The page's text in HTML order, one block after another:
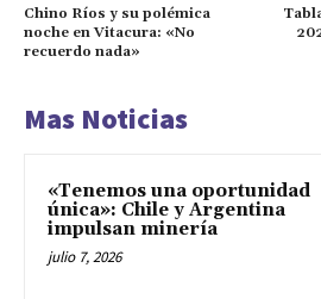
Chino Ríos y su polémica
noche en Vitacura: «No
recuerdo nada»
Mas Noticias
«Tenemos una oportunidad
única»: Chile y Argentina
impulsan minería
julio 7, 2026